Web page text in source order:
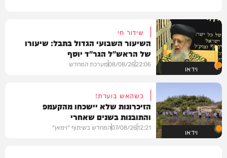
וידאו
שידור חי
השיעור השבועי הגדול בתבל: שיעורו
של הראש"ל הגר"ד יוסף
22:06
08/08/26מערכת המחדש
וידאו
כשהאש בוערת!
הזיכרונות שלא יישכחו מהקעמפ
והתובנות בשנים שאחרי
12:21
07/08/26המחדש בשיתוף "וימאן"